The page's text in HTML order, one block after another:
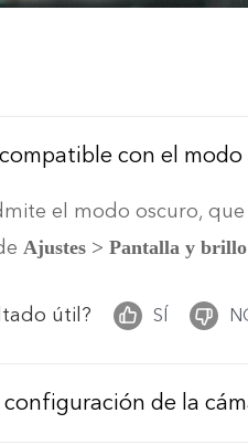
con el modo
el modo oscuro,
Ajustes > Pantalla y brillo
útil? SÍ
configuración de la